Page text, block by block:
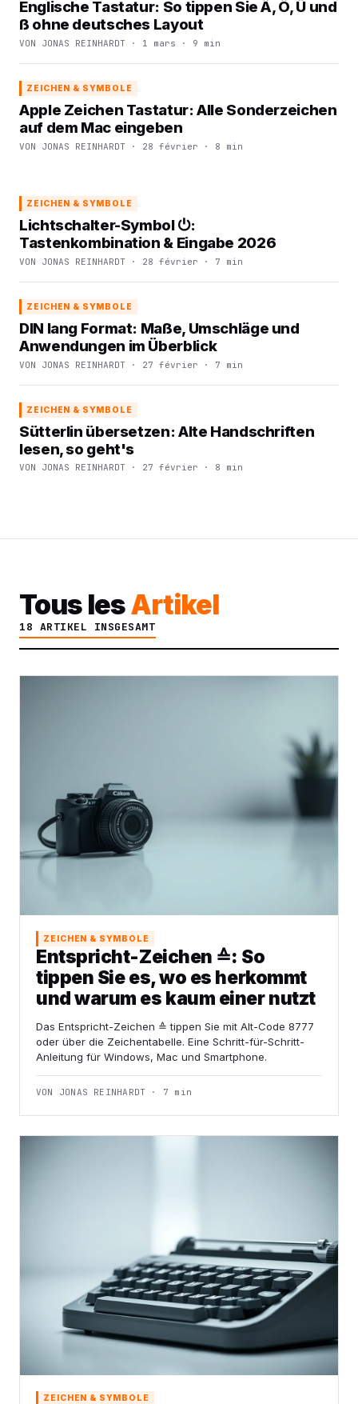
Englische Tastatur: So tippen Sie Ä, Ö, Ü und
ß ohne deutsches Layout
VON JONAS REINHARDT · 1 mars · 9 min
ZEICHEN & SYMBOLE
Apple Zeichen Tastatur: Alle Sonderzeichen
auf dem Mac eingeben
VON JONAS REINHARDT · 28 février · 8 min
ZEICHEN & SYMBOLE
Lichtschalter-Symbol ⏻:
Tastenkombination & Eingabe 2026
VON JONAS REINHARDT · 28 février · 7 min
ZEICHEN & SYMBOLE
DIN lang Format: Maße, Umschläge und
Anwendungen im Überblick
VON JONAS REINHARDT · 27 février · 7 min
ZEICHEN & SYMBOLE
Sütterlin übersetzen: Alte Handschriften
lesen, so geht's
VON JONAS REINHARDT · 27 février · 8 min
Tous lesArtikel
18 ARTIKEL INSGESAMT
ZEICHEN & SYMBOLE
Entspricht-Zeichen ≙: So
tippen Sie es, wo es herkommt
und warum es kaum einer nutzt
Das Entspricht-Zeichen ≙ tippen Sie mit Alt-Code 8777
oder über die Zeichentabelle. Eine Schritt-für-Schritt-
Anleitung für Windows, Mac und Smartphone.
VON JONAS REINHARDT · 7 min
ZEICHEN & SYMBOLE